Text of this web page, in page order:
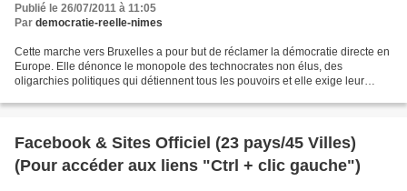
Publié le 26/07/2011 à 11:05
Par democratie-reelle-nimes
Cette marche vers Bruxelles a pour but de réclamer la démocratie directe en
Europe. Elle dénonce le monopole des technocrates non élus, des
oligarchies politiques qui détiennent tous les pouvoirs et elle exige leur
Facebook & Sites Officiel (23 pays/45 Villes)
(Pour accéder aux liens "Ctrl + clic gauche")